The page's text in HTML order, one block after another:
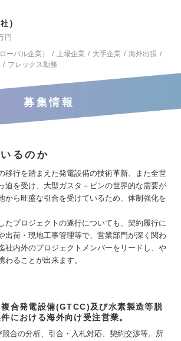
円
ーバル企業）
上場企業 大手企業
海外出張
フレックス勤務
募集情報
るのか
移行を踏まえた発電設備の技術革新、また全世
迫を受け、大型ガスタ－ビンの世界的な需要が
から旺盛な引合を受けているため、体制強化を
たプロジェクトの遂行についても、契約履行に
出荷・現地工事管理等で、営業部門が深く関わ
社内外のプロジェクトメンバーをリードし、や
わることが出来ます。
合発電設備(GTCC)及び水素製造等脱
における海外向け受注営業。
合の分析、引合・入札対応、契約交渉等。所